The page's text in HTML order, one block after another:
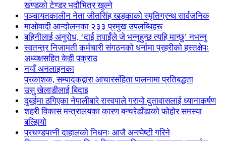
खण्डको टेण्डर भदौभित्र खुल्ने
पञ्चायतकालीन नेता जीतसिंह खड्काको स्मृतिग्रन्थ सार्वजनिक
माओवादी आन्दोलनका २३३ प्रमुख उपलब्धिहरू
बहिनीलाई अनुरोध, ‘दाई तपाईंले जे भन्नुहुन्छ त्यहि मान्छु’ नभन्नु
स्वतन्त्र निजामती कर्मचारी संगठनको धर्नामा प्रहरीको हस्तक्षेपः
अध्यक्षसहित केही पक्राउ
नयाँ अनलाइनका
प्रकाशक, सम्पादकद्वारा आचारसंहिता पालनामा प्रतिबद्धता
उसु खेलाडीलाई बिदाइ
दुबईमा ठगिएका नेपालीबारे रास्वपाले गरायो दुतावासलाई ध्यानाकर्षण
शहरी विकास मन्त्रालयका कारण बन्चरेडाँडाको फोहोर समस्या
बल्झियो
प्रचण्डपत्नी दाहालको निधनः आजै अन्त्येष्टी गरिने